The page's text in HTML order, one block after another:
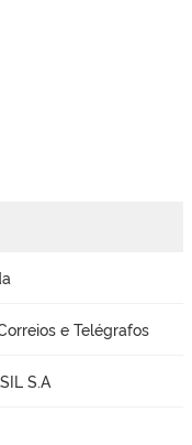
e Telégrafos
S.A